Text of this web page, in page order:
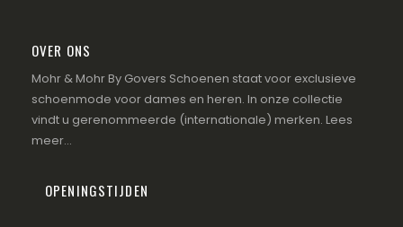
OVER ONS
Mohr & Mohr By Govers Schoenen staat voor exclusieve
schoenmode voor dames en heren. In onze collectie
vindt u gerenommeerde (internationale) merken. Lees
meer...
OPENINGSTIJDEN